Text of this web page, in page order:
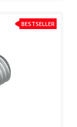
BESTSELLER